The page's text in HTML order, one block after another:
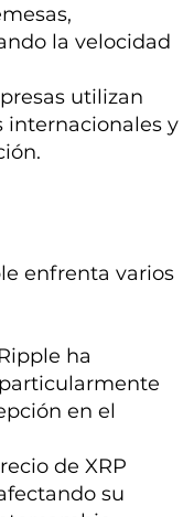
la velocidad
utilizan
internacionales y
enfrenta varios
ha
en el
de XRP
su